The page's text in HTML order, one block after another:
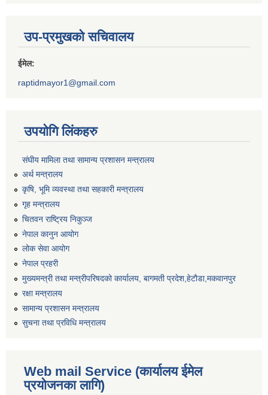
उप-प्रमुखको सचिवालय
ईमेल:
raptidmayor1@gmail.com
उपयोगि लिंकहरु
संघीय मामिला तथा सामान्य प्रशासन मन्त्रालय
अर्थ मन्त्रालय
कृषि, भूमि व्यवस्था तथा सहकारी मन्त्रालय
गृह मन्त्रालय
चितवन राष्ट्रिय निकुञ्ज
नेपाल कानुन आयोग
लोक सेवा आयोग
नेपाल प्रहरी
मुख्यमन्त्री तथा मन्त्रीपरिषदको कार्यालय, बागमती प्रदेश,हेटाैडा,मकवानपुर
रक्षा मन्त्रालय
सामान्य प्रशासन मन्त्रालय
सुचना तथा प्रविधि मन्त्रालय
Web mail Service (कार्यालय ईमेल
प्रयोजनका लागि)